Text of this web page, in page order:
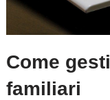
Come
familiari